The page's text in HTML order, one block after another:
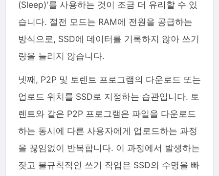
(Sleep)'를 사용하는 것이 조금 더 유리할 수 있
습니다. 절전 모드는 RAM에 전원을 공급하는
방식으로, SSD에 데이터를 기록하지 않아 쓰기
량을 늘리지 않습니다.
넷째, P2P 및 토렌트 프로그램의 다운로드 또는
업로드 위치를 SSD로 지정하는 습관입니다. 토
렌트와 같은 P2P 프로그램은 파일을 다운로드
하는 동시에 다른 사용자에게 업로드하는 과정
을 끊임없이 반복합니다. 이 과정에서 발생하는
잦고 불규칙적인 쓰기 작업은 SSD의 수명을 빠